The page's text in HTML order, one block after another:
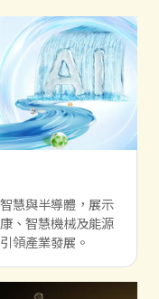
慧與半導體，展示
、智慧機械及能源
領產業發展。